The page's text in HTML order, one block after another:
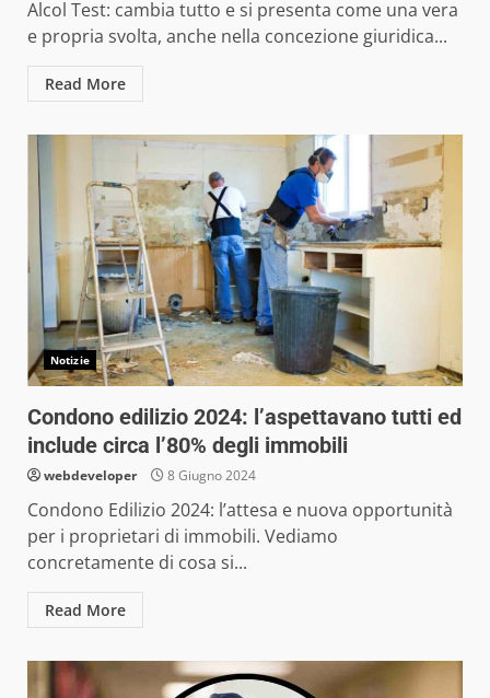
Alcol Test: cambia tutto e si presenta come una vera
e propria svolta, anche nella concezione giuridica...
Read More
Notizie
Condono edilizio 2024: l’aspettavano tutti ed
include circa l’80% degli immobili
webdeveloper 8 Giugno 2024
Condono Edilizio 2024: l’attesa e nuova opportunità
per i proprietari di immobili. Vediamo
concretamente di cosa si...
Read More